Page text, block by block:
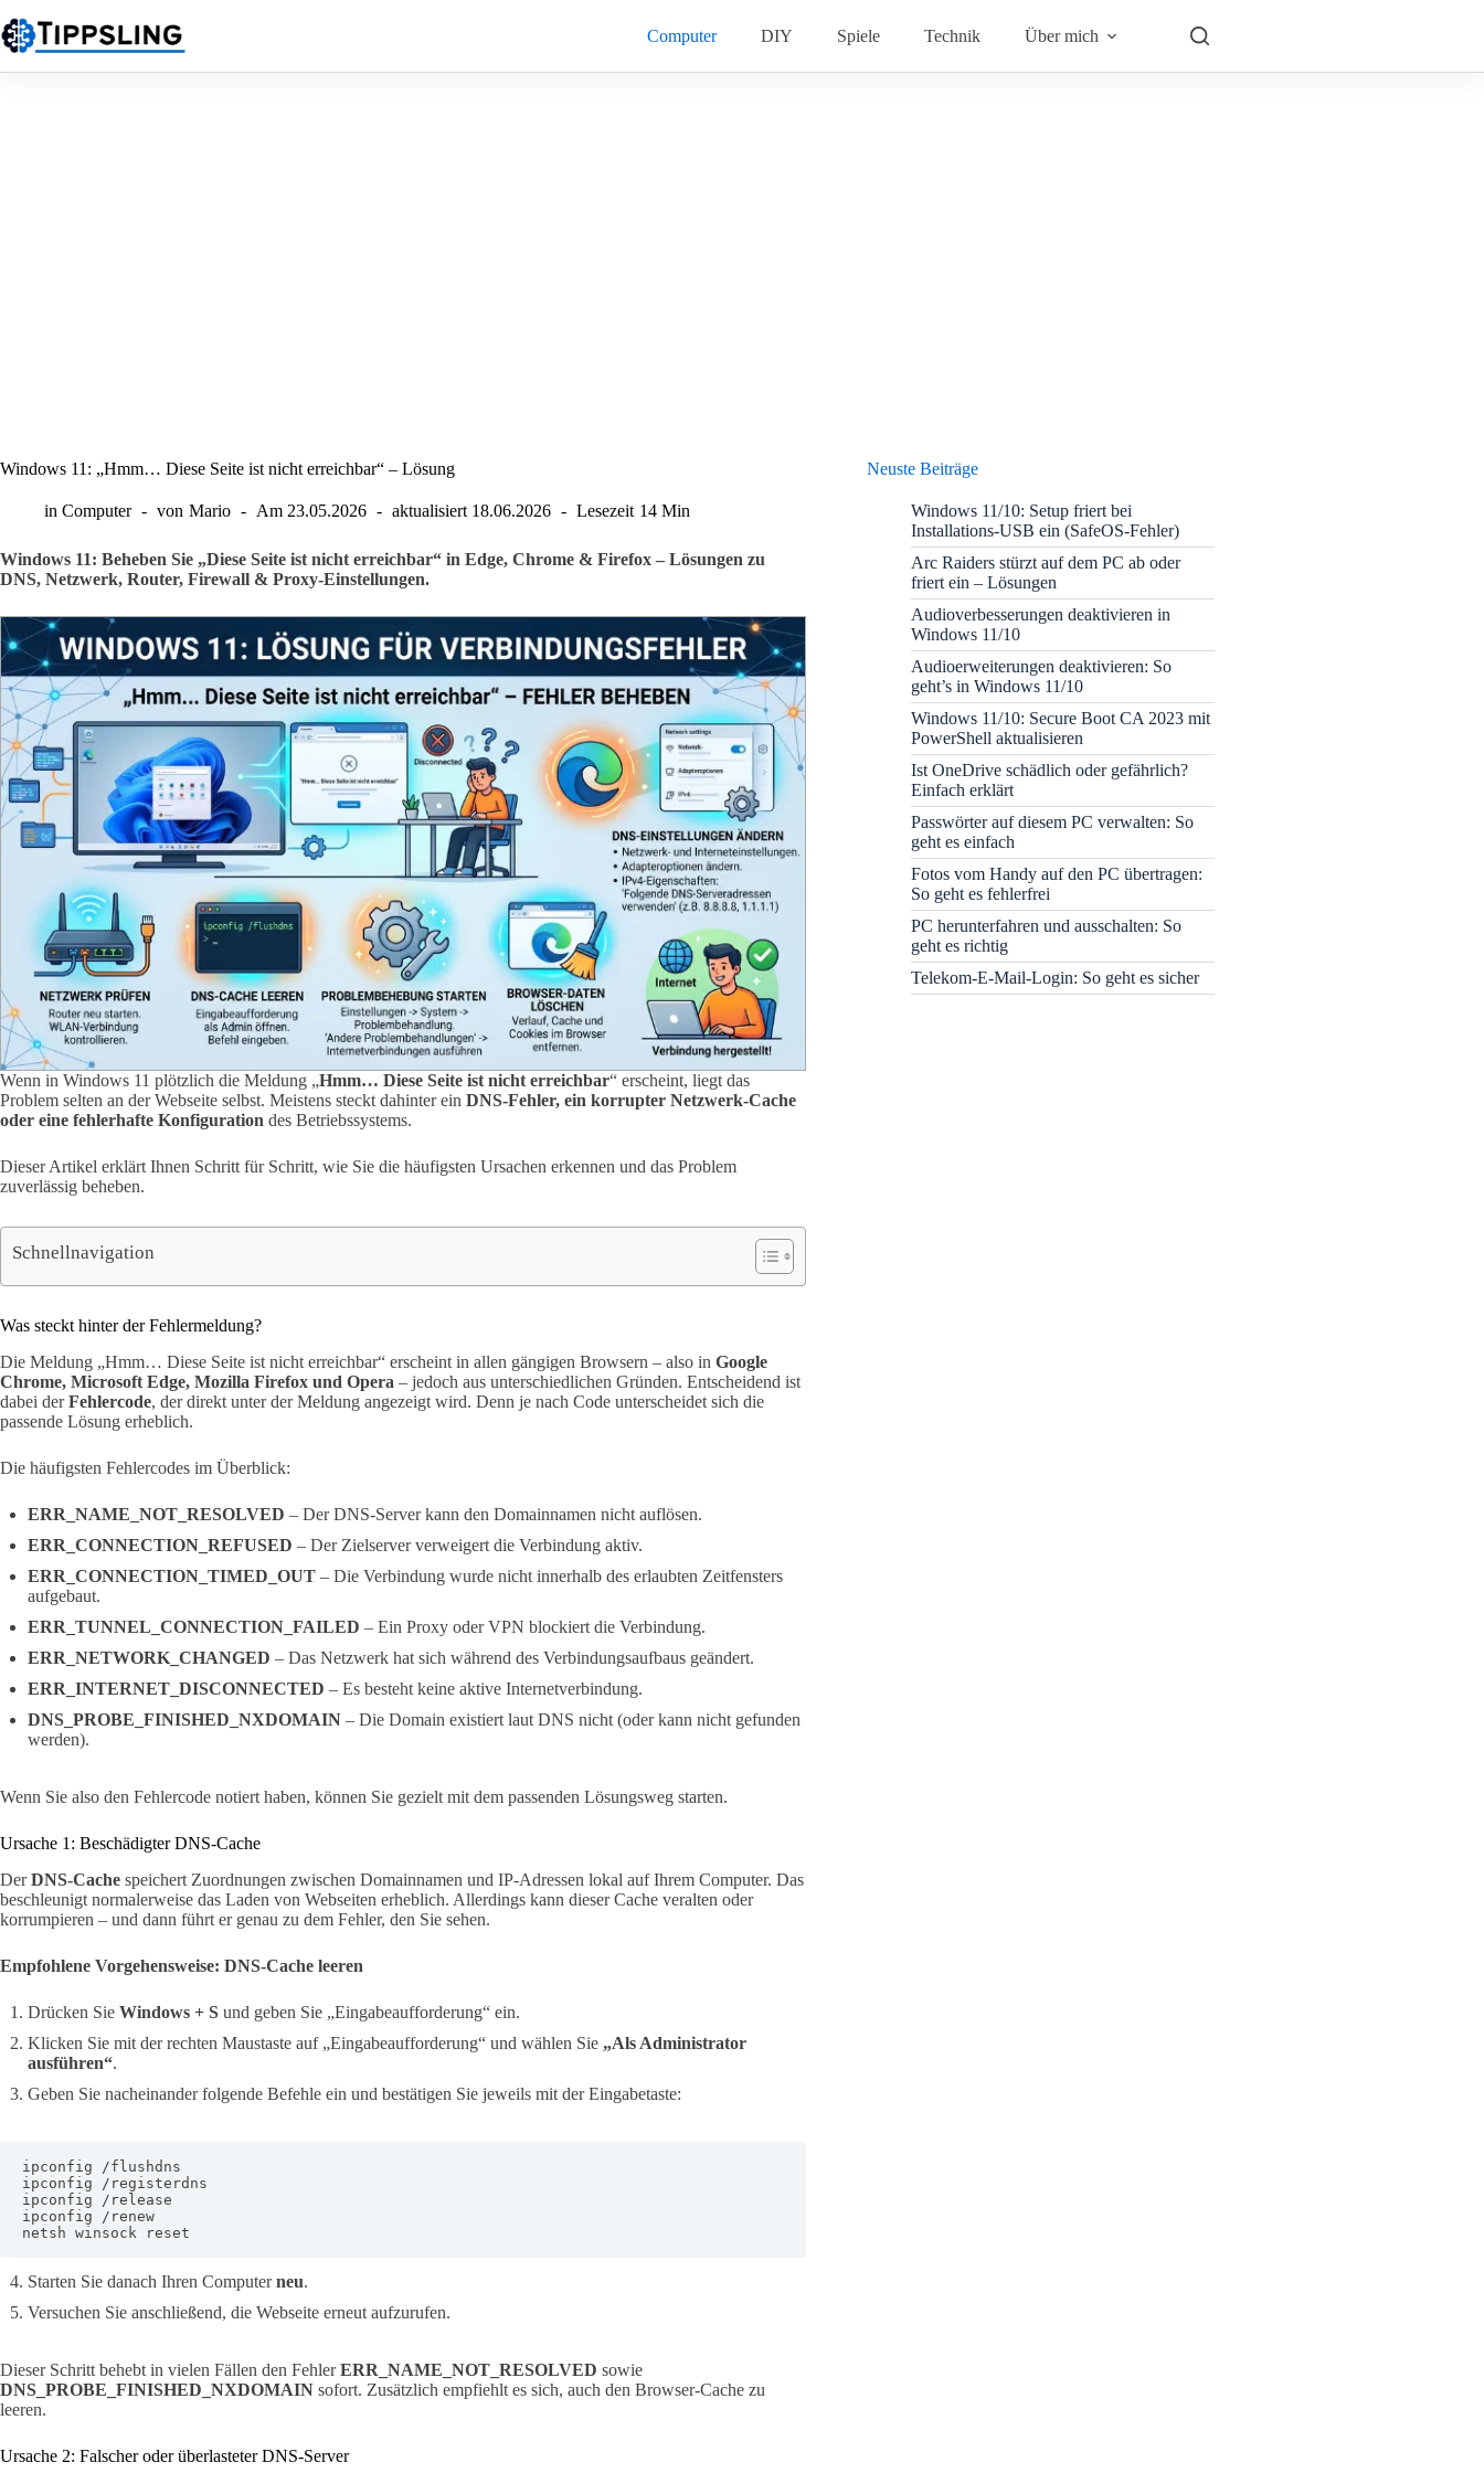
Inhalt
springen
Computer DIY Spiele Technik Über mich
Windows 11: „Hmm… Diese Seite ist nicht erreichbar“ – Lösung
in Computer von Mario Am 23.05.2026 aktualisiert 18.06.2026 Lesezeit 14 Min
Windows 11: Beheben Sie „Diese Seite ist nicht erreichbar“ in Edge, Chrome & Firefox – Lösungen zu
DNS, Netzwerk, Router, Firewall & Proxy-Einstellungen.
Wenn in Windows 11 plötzlich die Meldung „Hmm… Diese Seite ist nicht erreichbar“ erscheint, liegt das
Problem selten an der Webseite selbst. Meistens steckt dahinter ein DNS-Fehler, ein korrupter Netzwerk-Cache
oder eine fehlerhafte Konfiguration des Betriebssystems.
Dieser Artikel erklärt Ihnen Schritt für Schritt, wie Sie die häufigsten Ursachen erkennen und das Problem
zuverlässig beheben.
Schnellnavigation
Was steckt hinter der Fehlermeldung?
Die Meldung „Hmm… Diese Seite ist nicht erreichbar“ erscheint in allen gängigen Browsern – also in Google
Chrome, Microsoft Edge, Mozilla Firefox und Opera – jedoch aus unterschiedlichen Gründen. Entscheidend ist
dabei derFehlercode, der direkt unter der Meldung angezeigt wird. Denn je nach Code unterscheidet sich die
passende Lösung erheblich.
Die häufigsten Fehlercodes im Überblick:
ERR_NAME_NOT_RESOLVED – Der DNS-Server kann den Domainnamen nicht auflösen.
ERR_CONNECTION_REFUSED – Der Zielserver verweigert die Verbindung aktiv.
ERR_CONNECTION_TIMED_OUT – Die Verbindung wurde nicht innerhalb des erlaubten Zeitfensters
aufgebaut.
ERR_TUNNEL_CONNECTION_FAILED – Ein Proxy oder VPN blockiert die Verbindung.
ERR_NETWORK_CHANGED – Das Netzwerk hat sich während des Verbindungsaufbaus geändert.
ERR_INTERNET_DISCONNECTED – Es besteht keine aktive Internetverbindung.
DNS_PROBE_FINISHED_NXDOMAIN – Die Domain existiert laut DNS nicht (oder kann nicht gefunden
werden).
Wenn Sie also den Fehlercode notiert haben, können Sie gezielt mit dem passenden Lösungsweg starten.
Ursache 1: Beschädigter DNS-Cache
DerDNS-Cache speichert Zuordnungen zwischen Domainnamen und IP-Adressen lokal auf Ihrem Computer. Das
beschleunigt normalerweise das Laden von Webseiten erheblich. Allerdings kann dieser Cache veralten oder
korrumpieren – und dann führt er genau zu dem Fehler, den Sie sehen.
Empfohlene Vorgehensweise: DNS-Cache leeren
Drücken Sie Windows + S und geben Sie „Eingabeaufforderung“ ein.
Klicken Sie mit der rechten Maustaste auf „Eingabeaufforderung“ und wählen Sie „Als Administrator
ausführen“.
Geben Sie nacheinander folgende Befehle ein und bestätigen Sie jeweils mit der Eingabetaste:
ipconfig /flushdns
ipconfig /registerdns
ipconfig /release
ipconfig /renew
netsh winsock reset
Starten Sie danach Ihren Computerneu.
Versuchen Sie anschließend, die Webseite erneut aufzurufen.
Dieser Schritt behebt in vielen Fällen den FehlerERR_NAME_NOT_RESOLVED sowie
DNS_PROBE_FINISHED_NXDOMAIN sofort. Zusätzlich empfiehlt es sich, auch den Browser-Cache zu
leeren.
Ursache 2: Falscher oder überlasteter DNS-Server
Neuste Beiträge
Windows 11/10: Setup friert bei
Installations-USB ein (SafeOS-Fehler)
Arc Raiders stürzt auf dem PC ab oder
friert ein – Lösungen
Audioverbesserungen deaktivieren in
Windows 11/10
Audioerweiterungen deaktivieren: So
geht’s in Windows 11/10
Windows 11/10: Secure Boot CA 2023 mit
PowerShell aktualisieren
Ist OneDrive schädlich oder gefährlich?
Einfach erklärt
Passwörter auf diesem PC verwalten: So
geht es einfach
Fotos vom Handy auf den PC übertragen:
So geht es fehlerfrei
PC herunterfahren und ausschalten: So
geht es richtig
Telekom-E-Mail-Login: So geht es sicher